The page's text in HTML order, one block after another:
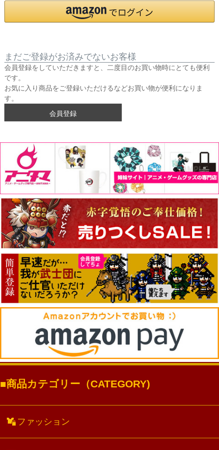
まだご登録がお済みでないお客様
会員登録をしていただきますと、二度目のお買い物時にとても便利
です。
お気に入り商品をご登録いただけるなどお買い物が便利になりま
す。
会員登録
商品カテゴリー（CATEGORY)
ファッション